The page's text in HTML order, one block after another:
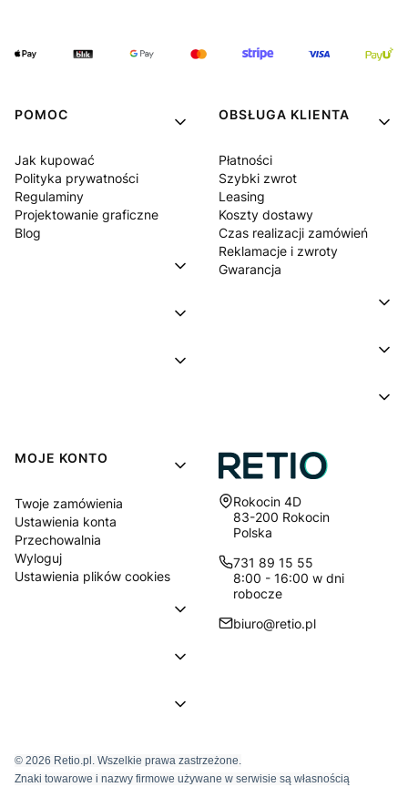
POMOC
Jak kupować
Polityka prywatności
Regulaminy
Projektowanie graficzne
Blog
OBSŁUGA KLIENTA
Płatności
Szybki zwrot
Leasing
Koszty dostawy
Czas realizacji zamówień
Reklamacje i zwroty
Gwarancja
MOJE KONTO
Twoje zamówienia
Ustawienia konta
Przechowalnia
Wyloguj
Ustawienia plików cookies
Adres:
Rokocin 4D
83-200 Rokocin
Polska
731 89 15 55
8:00 - 16:00 w dni
robocze
biuro@retio.pl
© 2026 Retio.pl. Wszelkie prawa zastrzeżone.
Znaki towarowe i nazwy firmowe używane w serwisie są własnością